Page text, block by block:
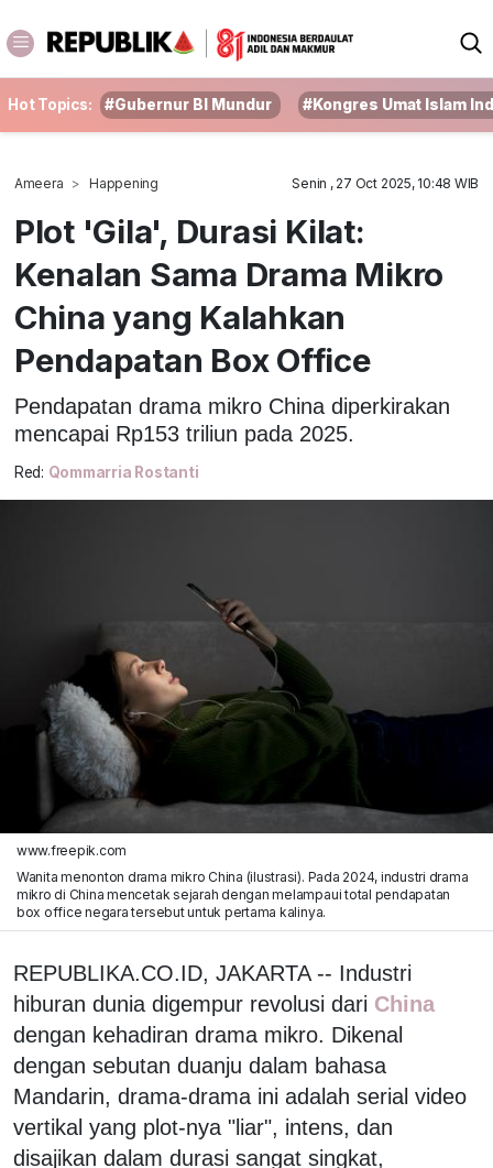
Hot Topics: #Gubernur BI Mundur #Kongres Umat Islam
Ameera Happening Senin , 27 Oct 2025, 10:48 WIB
Plot 'Gila', Durasi Kilat:
Kenalan Sama Drama Mikro
China yang Kalahkan
Pendapatan Box Office
Pendapatan drama mikro China diperkirakan
mencapai Rp153 triliun pada 2025.
Red: Qommarria Rostanti
www.freepik.com
Wanita menonton drama mikro China (ilustrasi). Pada 2024, industri drama
mikro di China mencetak sejarah dengan melampaui total pendapatan
box office negara tersebut untuk pertama kalinya.
REPUBLIKA.CO.ID, JAKARTA -- Industri
hiburan dunia digempur revolusi dari China
dengan kehadiran drama mikro. Dikenal
dengan sebutan duanju dalam bahasa
Mandarin, drama-drama ini adalah serial video
vertikal yang plot-nya "liar", intens, dan
disajikan dalam durasi sangat singkat,